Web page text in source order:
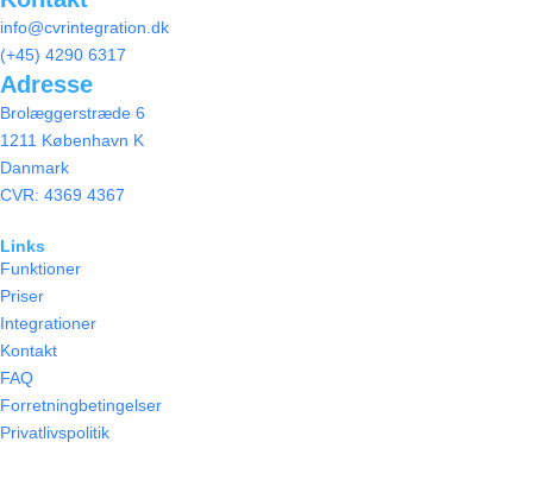
info@cvrintegration.dk
(+45) 4290 6317
Adresse
Brolæggerstræde 6
1211 København K
Danmark
CVR: 4369 4367
Links
Funktioner
Priser
Integrationer
Kontakt
FAQ
Forretningbetingelser
Privatlivspolitik